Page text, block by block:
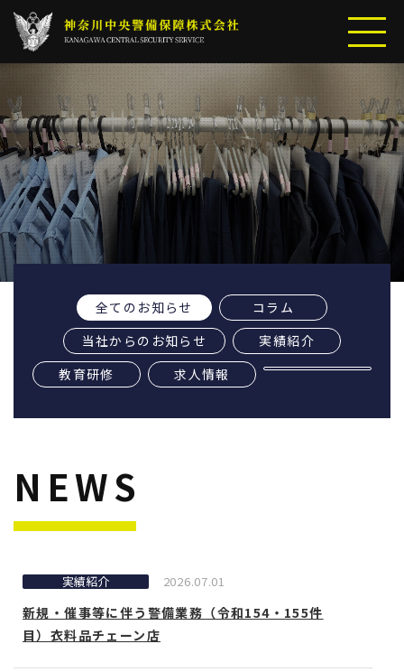
全てのお知らせ
コラム
当社からのお知らせ
実績紹介
教育研修
求人情報
NEWS
実績紹介 2026.07.01
新規・催事等に伴う警備業務（令和154・155件
目）衣料品チェーン店